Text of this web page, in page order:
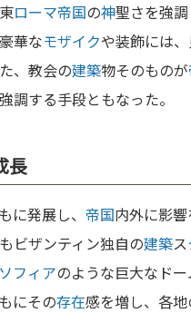
ローマ帝国の神聖さを強調
華なモザイクや装飾には
、教会の建築物そのものが
調する手段ともなった。
長
に発展し、 帝国内外に影響
ビザンティン独自の建築ス
ソフィアのような巨大なド
にその存在感を増し、各